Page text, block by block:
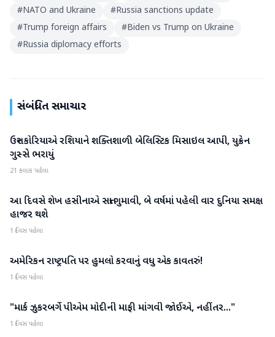
#NATO and Ukraine #Russia sanctions update
#Trump foreign affairs #Biden vs Trump on Ukraine
#Russia diplomacy efforts
સંબંધિત સમાચાર
આંતરરાષ્ટ્રીય
ઉત્તર કોરિયાએ રશિયાને શક્તિશાળી બેલિસ્ટિક મિસાઇલ આપી, યુક્રેન
ગુસ્સે ભરાયું
21 કલાક પહેલા
આંતરરાષ્ટ્રીય
આ દિવસે શેખ હસીનાએ સત્તા ગુમાવી, બે વર્ષમાં પહેલી વાર દુનિયા સમક્ષ
હાજર થશે
1 દિવસ પહેલા
આંતરરાષ્ટ્રીય
અમેરિકન રાષ્ટ્રપતિ પર હુમલો કરવાનું વધુ એક કાવતરું!
1 દિવસ પહેલા
આંતરરાષ્ટ્રીય
"માર્ક ઝુકરબર્ગે પીએમ મોદીની માફી માંગવી જોઈએ, નહીંતર..."
1 દિવસ પહેલા